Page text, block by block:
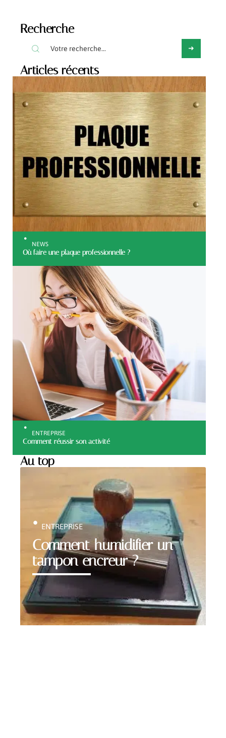
Recherche
Articles récents
NEWS
Où faire une plaque professionnelle ?
ENTREPRISE
Comment réussir son activité
Au top
Comment humidifier un
tampon encreur ?
ENTREPRISE